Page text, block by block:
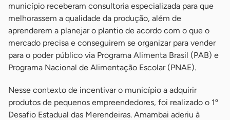
município receberam consultoria especializada para que
melhorassem a qualidade da produção, além de
aprenderem a planejar o plantio de acordo com o que o
mercado precisa e conseguirem se organizar para vender
para o poder público via Programa Alimenta Brasil (PAB) e
Programa Nacional de Alimentação Escolar (PNAE).
Nesse contexto de incentivar o município a adquirir
produtos de pequenos empreendedores, foi realizado o 1º
Desafio Estadual das Merendeiras. Amambai aderiu à